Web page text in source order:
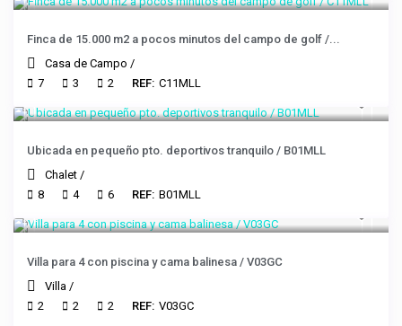
Finca de 15.000 m2 a pocos minutos del campo de golf /...
Casa de Campo /
7
3 2 REF: C11MLL
Ubicada en pequeño pto. deportivos tranquilo / B01MLL
Chalet /
8
4 6 REF: B01MLL
Villa para 4 con piscina y cama balinesa / V03GC
Villa /
2
2 2 REF: V03GC